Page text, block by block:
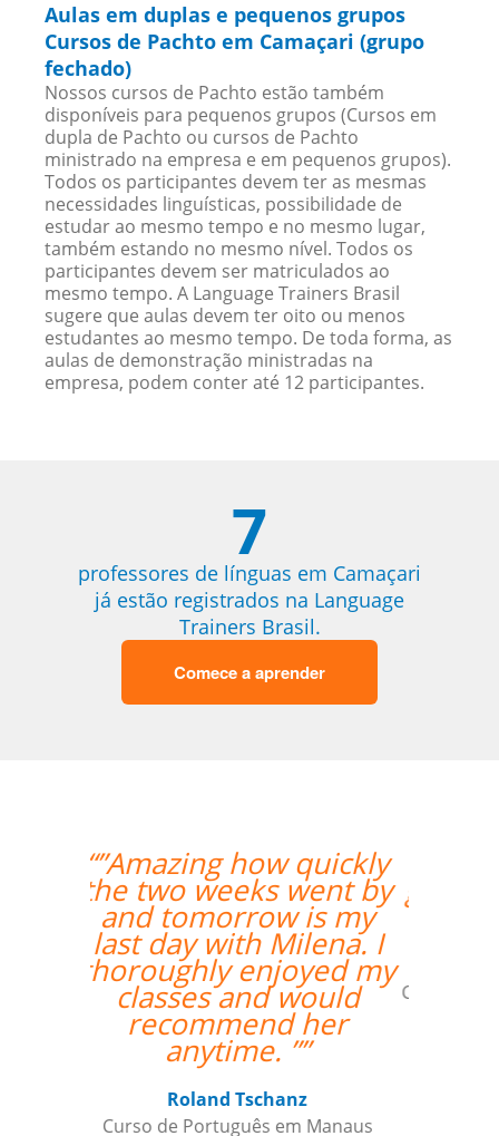
Aulas em duplas e pequenos grupos
Cursos de Pachto em Camaçari (grupo
fechado)
Nossos cursos de Pachto estão também
disponíveis para pequenos grupos (Cursos em
dupla de Pachto ou cursos de Pachto
ministrado na empresa e em pequenos grupos).
Todos os participantes devem ter as mesmas
necessidades linguísticas, possibilidade de
estudar ao mesmo tempo e no mesmo lugar,
também estando no mesmo nível. Todos os
participantes devem ser matriculados ao
mesmo tempo. A Language Trainers Brasil
sugere que aulas devem ter oito ou menos
estudantes ao mesmo tempo. De toda forma, as
aulas de demonstração ministradas na
empresa, podem conter até 12 participantes.
7
professores de línguas em Camaçari
já estão registrados na Language
Trainers Brasil.
Comece a aprender
“”My teacher is very
good and I had a great
week with her!””
Mustafa Hussain
Curso de Português em São Jose dos
Campos